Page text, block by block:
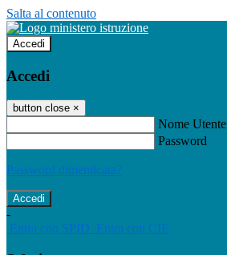
Salta al contenuto
Accedi
Accedi
button close ×
Nome Utente
Password
Password dimenticata?
-
Entra con SPID Entra con CIE